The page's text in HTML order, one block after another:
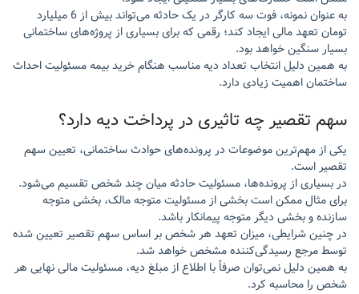
به عنوان نمونه، فوت سه کارگر در یک حادثه می‌تواند بیش از 6 میلیارد
تومان تعهد مالی ایجاد کند؛ رقمی که برای بسیاری از پروژه‌های ساختمانی
بسیار سنگین خواهد بود.
به همین دلیل انتخاب تعداد دیه مناسب هنگام خرید بیمه مسئولیت احداث
ساختمان اهمیت زیادی دارد.
سهم تقصیر چه تاثیری در پرداخت دیه دارد؟
یکی از مهم‌ترین موضوعات در پرونده‌های حوادث ساختمانی، تعیین سهم
تقصیر است.
در بسیاری از پرونده‌ها، مسئولیت حادثه میان چند شخص تقسیم می‌شود.
برای مثال ممکن است بخشی از مسئولیت متوجه مالک، بخشی متوجه
سازنده و بخشی دیگر متوجه پیمانکار باشد.
در چنین شرایطی، میزان تعهد هر شخص بر اساس سهم تقصیر تعیین شده
توسط مرجع رسیدگی‌کننده مشخص خواهد شد.
به همین دلیل نمی‌توان صرفاً با اطلاع از مبلغ دیه، مسئولیت مالی نهایی هر
شخص را محاسبه کرد.